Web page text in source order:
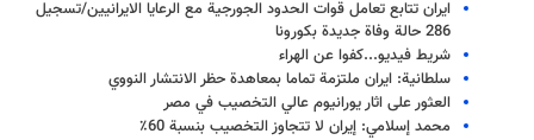
ايران تتابع تعامل قوات الحدود الجورجية مع الرعايا الايرانيين/تسجيل
286 حالة وفاة جديدة بكورونا
شریط فیديو...كفوا عن الهراء
سلطانية: ايران ملتزمة تماما بمعاهدة حظر الانتشار النووي
العثور على اثار يورانيوم عالي التخصيب في مصر
محمد إسلامي: إيران لا تتجاوز التخصيب بنسبة 60٪